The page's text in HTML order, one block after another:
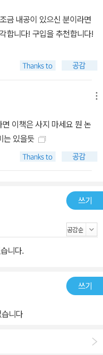
금 내공이 있으신 분이라면
합니다! 구입을 추천합니다!
이책은 사지 마세요 뭔 논
는 있을듯
쓰기
니다.
쓰기
니다